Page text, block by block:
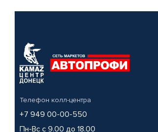
Телефон колл-центра
+7 949 00-00-550
Пн-Вс с 9.00 до 18.00